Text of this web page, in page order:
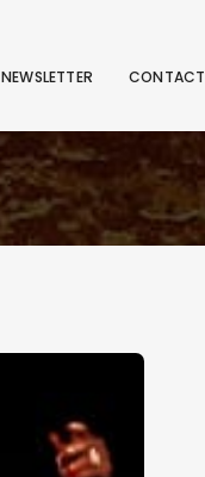
NEWSLETTER CONTACT